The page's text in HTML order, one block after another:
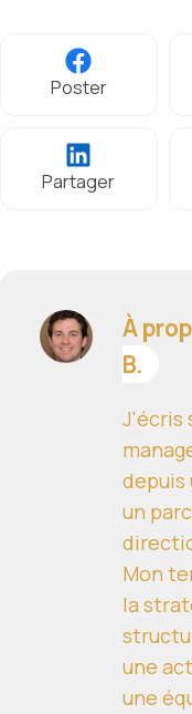
Poster
Partager
À
B.
J'écris
depuis
un
Mon
la
une
une